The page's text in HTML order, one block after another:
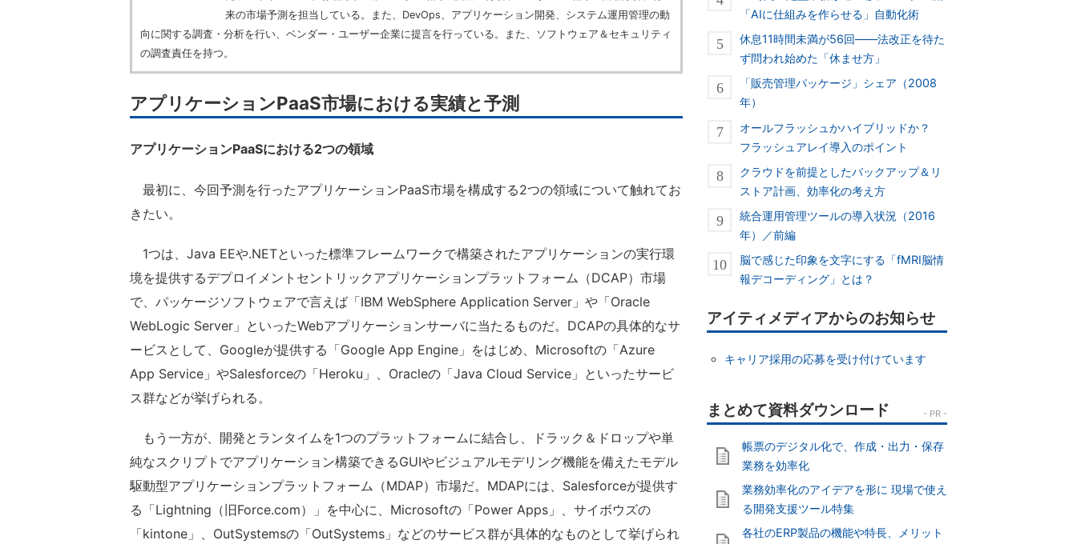
来の市場予測を担当している。また、DevOps、アプリケーション開発、システム運用管理の動
向に関する調査・分析を行い、ベンダー・ユーザー企業に提言を行っている。また、ソフトウェア＆セキュリティ
の調査責任を持つ。
アプリケーションPaaS市場における実績と予測
アプリケーションPaaSにおける2つの領域
最初に、今回予測を行ったアプリケーションPaaS市場を構成する2つの領域について触れてお
きたい。
1つは、Java EEや.NETといった標準フレームワークで構築されたアプリケーションの実行環
境を提供するデプロイメントセントリックアプリケーションプラットフォーム（DCAP）市場
で、パッケージソフトウェアで言えば「IBM WebSphere Application Server」や「Oracle
WebLogic Server」といったWebアプリケーションサーバに当たるものだ。DCAPの具体的なサ
ービスとして、Googleが提供する「Google App Engine」をはじめ、Microsoftの「Azure
App Service」やSalesforceの「Heroku」、Oracleの「Java Cloud Service」といったサービ
ス群などが挙げられる。
もう一方が、開発とランタイムを1つのプラットフォームに結合し、ドラック＆ドロップや単
純なスクリプトでアプリケーション構築できるGUIやビジュアルモデリング機能を備えたモデル
駆動型アプリケーションプラットフォーム（MDAP）市場だ。MDAPには、Salesforceが提供す
る「Lightning（旧Force.com）」を中心に、Microsoftの「Power Apps」、サイボウズの
「kintone」、OutSystemsの「OutSystems」などのサービス群が具体的なものとして挙げられ
「AIに仕組みを作らせる」自動化術
休息11時間未満が56回――法改正を待た
ず問われ始めた「休ませ方」
「販売管理パッケージ」シェア（2008
年）
オールフラッシュかハイブリッドか？
フラッシュアレイ導入のポイント
クラウドを前提としたバックアップ＆リ
ストア計画、効率化の考え方
統合運用管理ツールの導入状況（2016
年）／前編
脳で感じた印象を文字にする「fMRI脳情
報デコーディング」とは？
アイティメディアからのお知らせ
キャリア採用の応募を受け付けています
帳票のデジタル化で、作成・出力・保存
業務を効率化
業務効率化のアイデアを形に 現場で使え
る開発支援ツール特集
各社のERP製品の機能や特長、メリット